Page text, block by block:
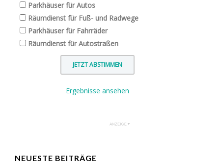
Parkhäuser für Autos
Räumdienst für Fuß- und Radwege
Parkhäuser für Fahrräder
Räumdienst für Autostraßen
Ergebnisse ansehen
NEUESTE BEITRÄGE